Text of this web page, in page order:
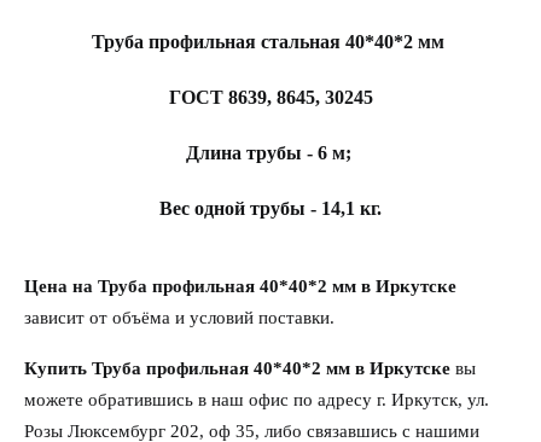
Труба профильная стальная 40*40*2 мм
ГОСТ 8639, 8645, 30245
Длина трубы - 6 м;
Вес одной трубы - 14,1 кг.
Цена на Труба профильная 40*40*2 мм в Иркутске
зависит от объёма и условий поставки.
Купить Труба профильная 40*40*2 мм в Иркутске вы
можете обратившись в наш офис по адресу г. Иркутск, ул.
Розы Люксембург 202, оф 35, либо связавшись с нашими